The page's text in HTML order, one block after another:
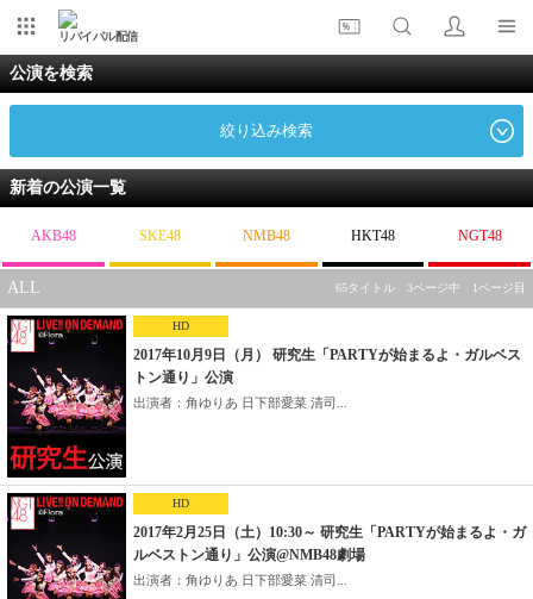
リバイバル配信
公演を検索
絞り込み検索
新着の公演一覧
AKB48 SKE48 NMB48 HKT48 NGT48
ALL 65タイトル 3ページ中 1ページ目
HD
2017年10月9日（月） 研究生「PARTYが始まるよ・ガルベス
トン通り」公演
出演者：角ゆりあ 日下部愛菜 清司...
HD
2017年2月25日（土）10:30～ 研究生「PARTYが始まるよ・ガ
ルベストン通り」公演@NMB48劇場
出演者：角ゆりあ 日下部愛菜 清司...